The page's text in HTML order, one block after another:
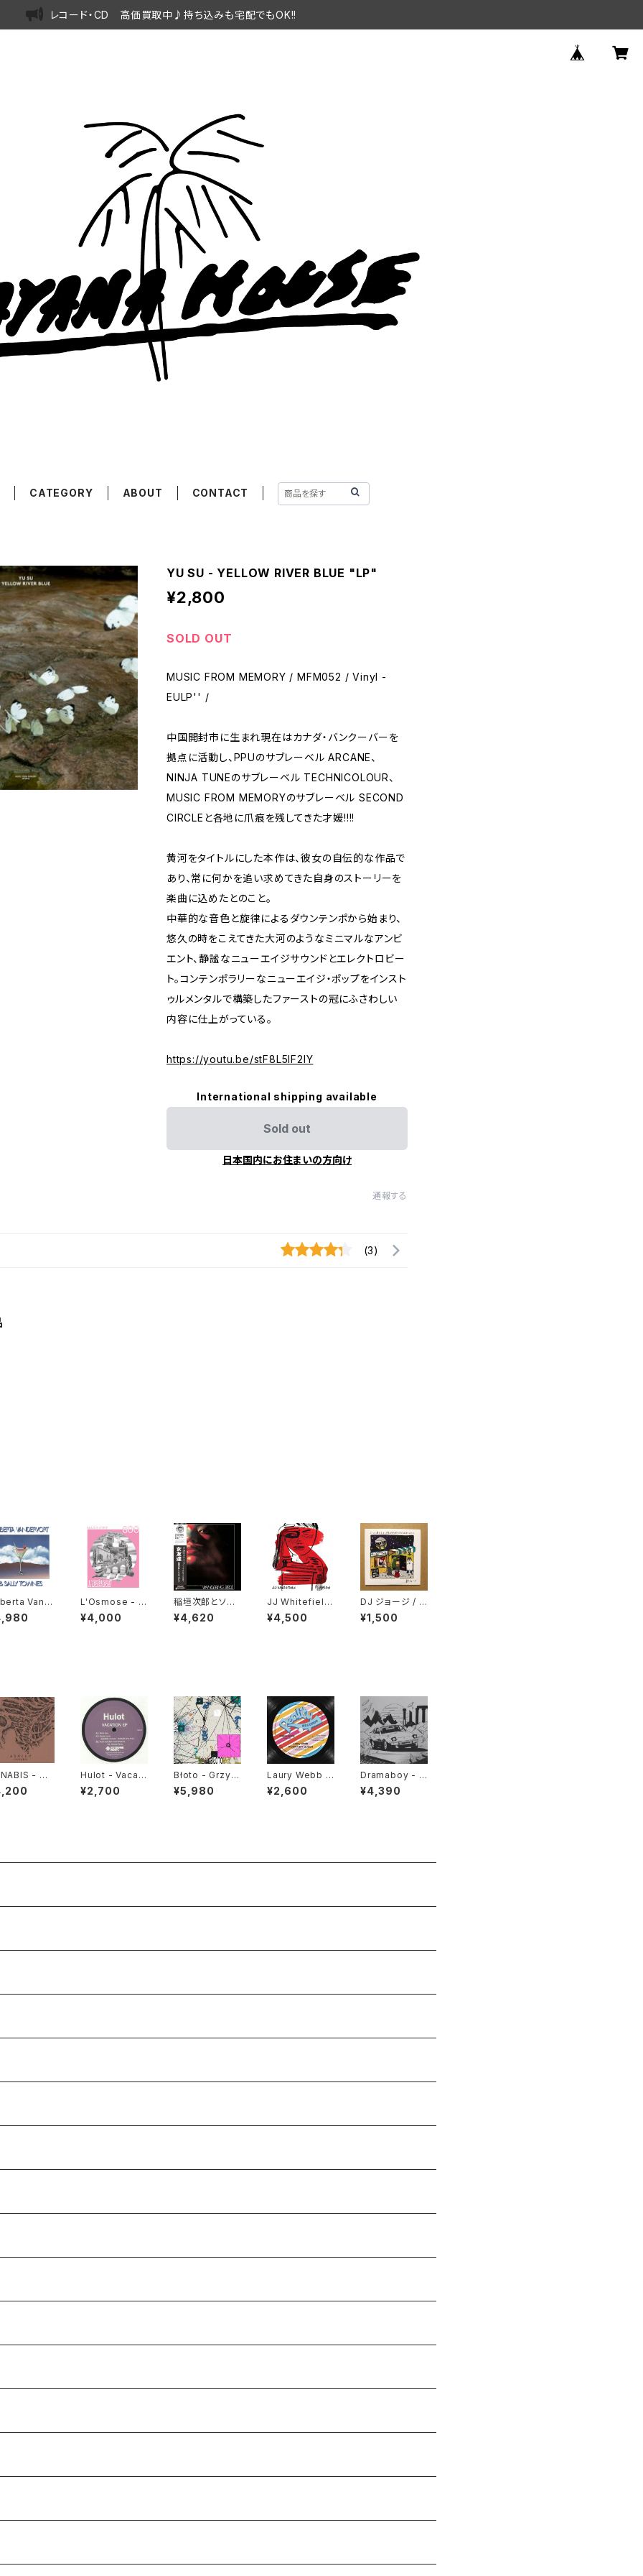
レコード・CD 高価買取中♪持ち込みも宅配でもOK!!
CATEGORY ABOUT CONTACT
YU SU - YELLOW RIVER BLUE "LP"
¥2,800
SOLD OUT
MUSIC FROM MEMORY / MFM052 / Vinyl -
EULP'' /
中国開封市に生まれ現在はカナダ・バンクーバーを
拠点に活動し、PPUのサブレーベル ARCANE、
NINJA TUNEのサブレーベル TECHNICOLOUR、
MUSIC FROM MEMORYのサブレーベル SECOND
CIRCLEと各地に爪痕を残してきた才媛!!!!
黄河をタイトルにした本作は、彼女の自伝的な作品で
あり、常に何かを追い求めてきた自身のストーリーを
楽曲に込めたとのこと。
中華的な音色と旋律によるダウンテンポから始まり、
悠久の時をこえてきた大河のようなミニマルなアンビ
エント、静謐なニューエイジサウンドとエレクトロビー
ト。コンテンポラリーなニューエイジ・ポップをインスト
ゥルメンタルで構築したファーストの冠にふさわしい
内容に仕上がっている。
https://youtu.be/stF8L5lF2IY
International shipping available
Sold out
日本国内にお住まいの方向け
通報する
(3)
Vand
& Sally
"LP"
L'Osmose - M
aggiore 800
"LP"
¥4,000
稲垣次郎とソウ
ル・メディア - W
andering Bird
¥4,620
JJ Whitefield
- Puzzled "L
P"
¥4,500
DJ ジョージ / コ
ーヒー屋とレコ
ード屋がやりたく
¥1,500
- あ
れば LP v
"2LP"
Hulot - Vacati
on EP "12"
¥2,700
Błoto - Grzyb
y "LP"
¥5,980
Laury Webb -
Woman My Qu
een "12"
¥2,600
Dramaboy - D
ramaboy "LP"
¥4,390